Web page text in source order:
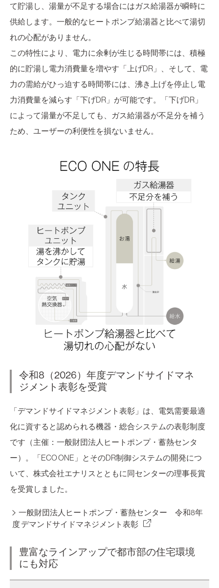
て貯湯し、湯量が不足する場合にはガス給湯器が瞬時に
供給します。一般的なヒートポンプ給湯器と比べて湯切
れの心配がありません。
この特性により、電力に余剰が生じる時間帯には、積極
的に貯湯し電力消費量を増やす「上げDR」、そして、電
力の需給がひっ迫する時間帯には、沸き上げを停止し電
力消費量を減らす「下げDR」が可能です。「下げDR」
によって湯量が不足しても、ガス給湯器が不足分を補う
ため、ユーザーの利便性を損ないません。
令和8（2026）年度デマンドサイドマネ
ジメント表彰を受賞
「デマンドサイドマネジメント表彰」は、電気需要最適
化に資すると認められる機器・総合システムの表彰制度
です（主催：一般財団法人ヒートポンプ・蓄熱センタ
ー）。「ECO ONE」とそのDR制御システムの開発につ
いて、株式会社エナリスとともに同センターの理事長賞
を受賞しました。
一般財団法人ヒートポンプ・蓄熱センター 令和8年
度 デマンドサイドマネジメント表彰
豊富なラインアップで都市部の住宅環境
にも対応